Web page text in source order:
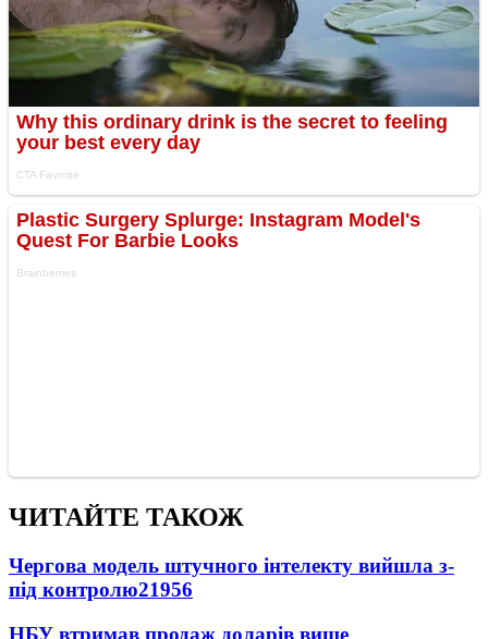
ЧИТАЙТЕ ТАКОЖ
Чергова модель штучного інтелекту вийшла з-
під контролю21956
НБУ втримав продаж доларів вище